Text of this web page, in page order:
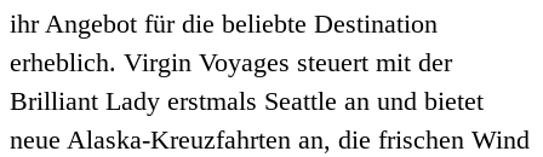
ihr Angebot für die beliebte Destination
erheblich. Virgin Voyages steuert mit der
Brilliant Lady erstmals Seattle an und bietet
neue Alaska-Kreuzfahrten an, die frischen Wind